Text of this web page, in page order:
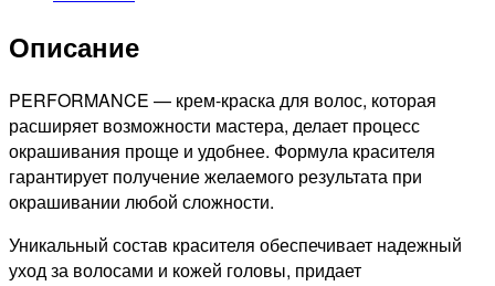
СТОЙКАЯ
КРАСКА
ДЛЯ
ВОЛОС
БЛОНДИН
ФИОЛЕТОВЫЙ,
Описание
PERFORMANCE — крем-краска для волос, которая
расширяет возможности мастера, делает процесс
окрашивания проще и удобнее. Формула красителя
гарантирует получение желаемого результата при
окрашивании любой сложности.
Уникальный состав красителя обеспечивает надежный
уход за волосами и кожей головы, придает